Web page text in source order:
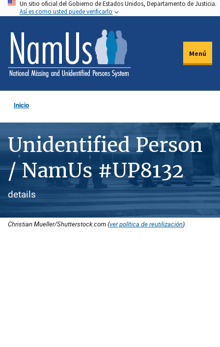
Pasar
al
contenido
principal
Un sitio oficial del Gobierno de Estados Unidos, Departamento de Justicia.
Así es como usted puede verificarlo
Menú
Inicio
Unidentified Person
/ NamUs #UP8132
details
Christian Mueller/Shutterstock.com (ver política de reutilización).